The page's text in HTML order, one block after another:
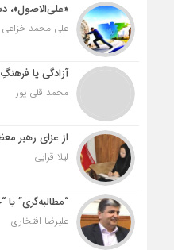
«علی‌الاصول»،
علی محمد خزاعی
آزادگی یا
محمد قلی پور
از عزای رهبر
لیلا قرایی
“مطالبه‌گری”
علیرضا افتخاری